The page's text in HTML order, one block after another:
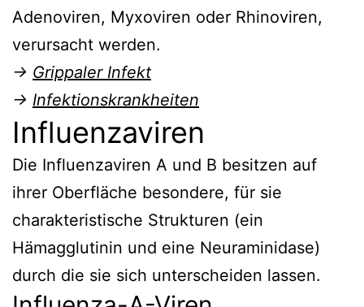
Adenoviren, Myxoviren oder Rhinoviren,
verursacht werden.
→ Grippaler Infekt
→ Infektionskrankheiten
Influenzaviren
Die Influenzaviren A und B besitzen auf
ihrer Oberfläche besondere, für sie
charakteristische Strukturen (ein
Hämagglutinin und eine Neuraminidase)
durch die sie sich unterscheiden lassen.